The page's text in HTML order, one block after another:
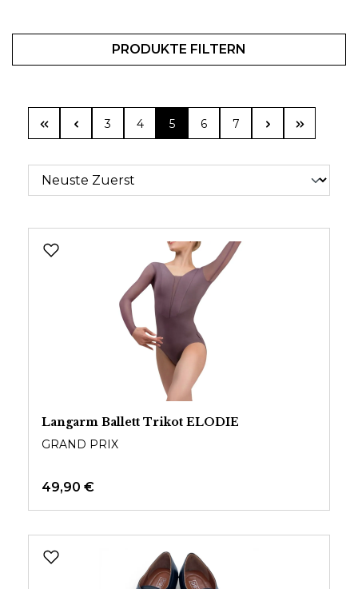
PRODUKTE FILTERN
Seite
3 Seite
4 Seite
5 Seite
6 Seite
7
Langarm Ballett Trikot ELODIE
GRAND PRIX
49,90 €